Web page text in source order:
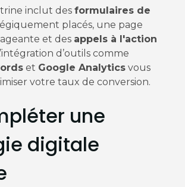
inclut des formulaires de
placés, une page
et des appels à l'action
d’outils comme
et Google Analyticsvous
votre taux de conversion.
une
digitale